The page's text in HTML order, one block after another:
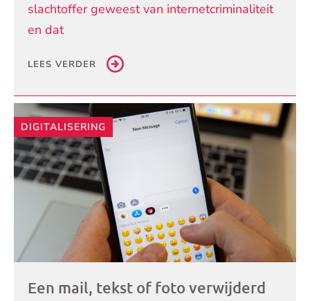
slachtoffer geweest van internetcriminaliteit
en dat
LEES VERDER
DIGITALISERING
Een mail, tekst of foto verwijderd